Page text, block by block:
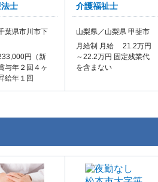
士
葉県市川市下
円（新
与年２回４ヶ
給年１回
介護福祉士
山梨県／山梨県 甲斐市
月給制 月給 21.2万円
～22.2万円 固定残業代
を含まない